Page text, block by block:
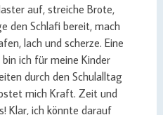
auf, streiche Brote,
den Schlafi bereit, mach
lach und scherze. Eine
ich für meine Kinder
durch den Schulalltag
mich Kraft. Zeit und
Klar, ich könnte darauf